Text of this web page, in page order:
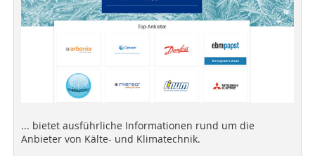
... bietet ausführliche Informationen rund um die
Anbieter von Kälte- und Klimatechnik.